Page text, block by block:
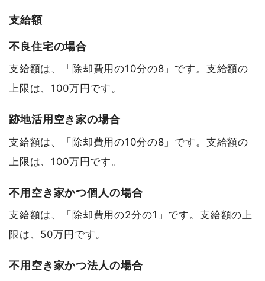
支給額
不良住宅の場合
支給額は、「除却費用の10分の8」です。支給額の
上限は、100万円です。
跡地活用空き家の場合
支給額は、「除却費用の10分の8」です。支給額の
上限は、100万円です。
不用空き家かつ個人の場合
支給額は、「除却費用の2分の1」です。支給額の上
限は、50万円です。
不用空き家かつ法人の場合